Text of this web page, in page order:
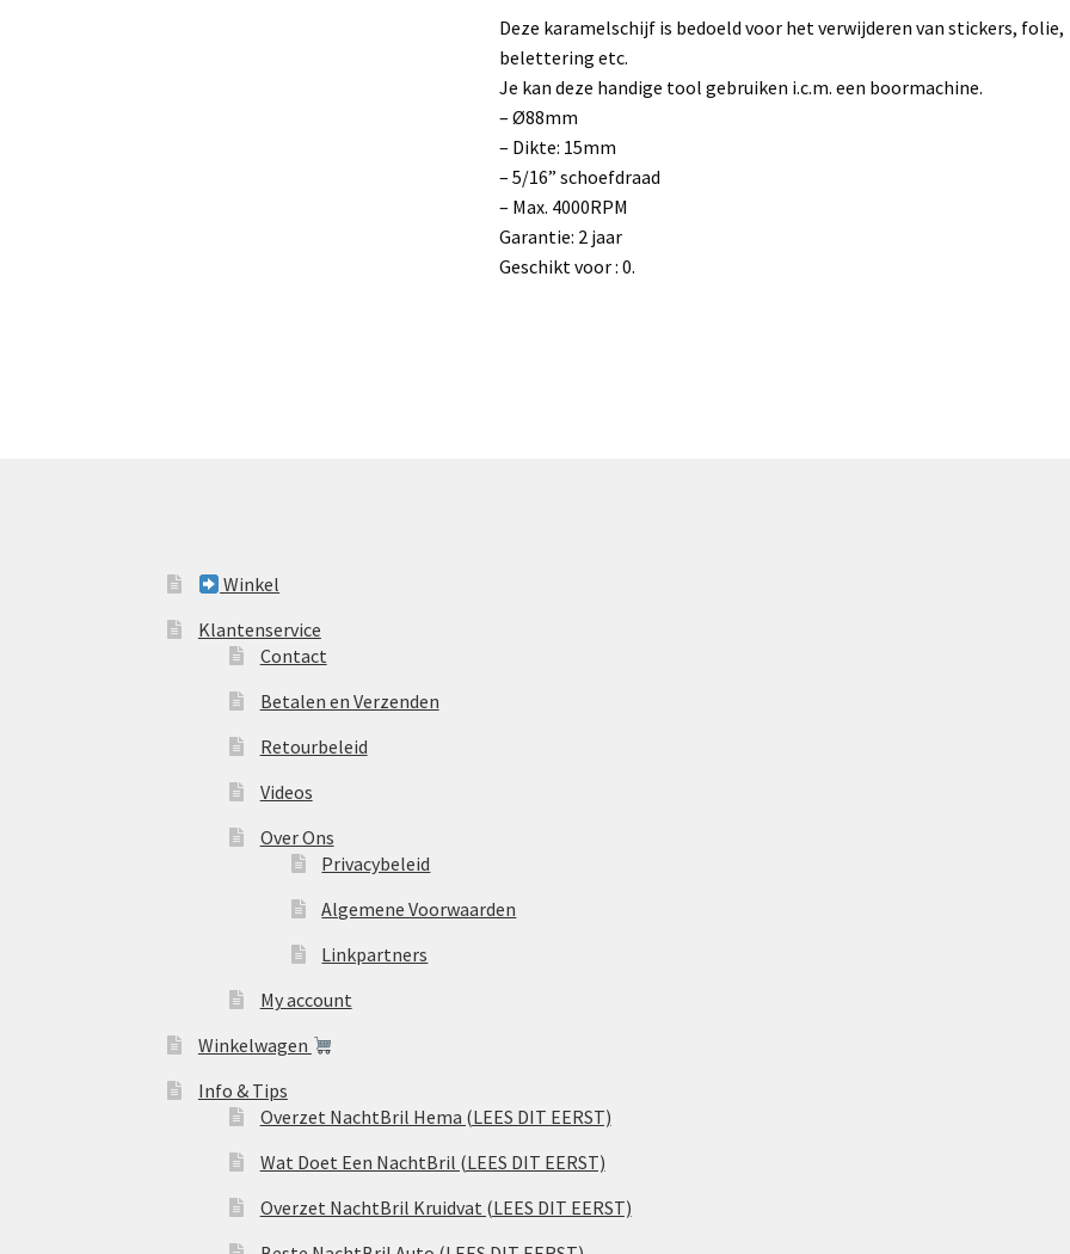
Deze karamelschijf is bedoeld voor het verwijderen van stickers, folie,
belettering etc.
Je kan deze handige tool gebruiken i.c.m. een boormachine.
– Ø88mm
– Dikte: 15mm
– 5/16” schoefdraad
– Max. 4000RPM
Garantie: 2 jaar
Geschikt voor : 0.
Winkel
Klantenservice
Contact
Betalen en Verzenden
Retourbeleid
Videos
Over Ons
Privacybeleid
Algemene Voorwaarden
Linkpartners
My account
Winkelwagen
Info & Tips
Overzet NachtBril Hema (LEES DIT EERST)
Wat Doet Een NachtBril (LEES DIT EERST)
Overzet NachtBril Kruidvat (LEES DIT EERST)